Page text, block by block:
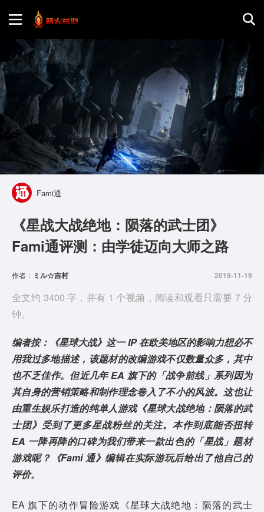
首页
游戏评测
地图攻略
Fami通
《星战大战绝地：陨落的武士团》
Fami通评测：由学徒迈向大师之路
作者： ミル☆吉村 2019-11-19
全文约 3400 字，并有 1 个视频，阅读和观看只需要 7 分
钟。
编者按：《星球大战》这一 IP 在欧美地区的影响力想必不
用我过多地描述，该题材的改编游戏不仅数量众多，其中
也不乏佳作。但近几年 EA 旗下的「战争前线」系列因为
其自身的营销策略和制作理念卷入了不小的风波。这也让
由重生娱乐打造的纯单人游戏《星球大战绝地：陨落的武
士团》受到了更多星战粉丝的关注。本作到底能否扭转
EA 一降再降的口碑为我们带来一款出色的「星战」题材
游戏呢？《Fami 通》编辑在实际游玩后给出了他自己的
评价。
EA 旗下的动作冒险游戏《星球大战绝地：陨落的武士